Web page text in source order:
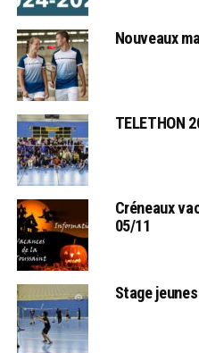
Nouveaux
TELETHON
Créneaux
05/11
Stage